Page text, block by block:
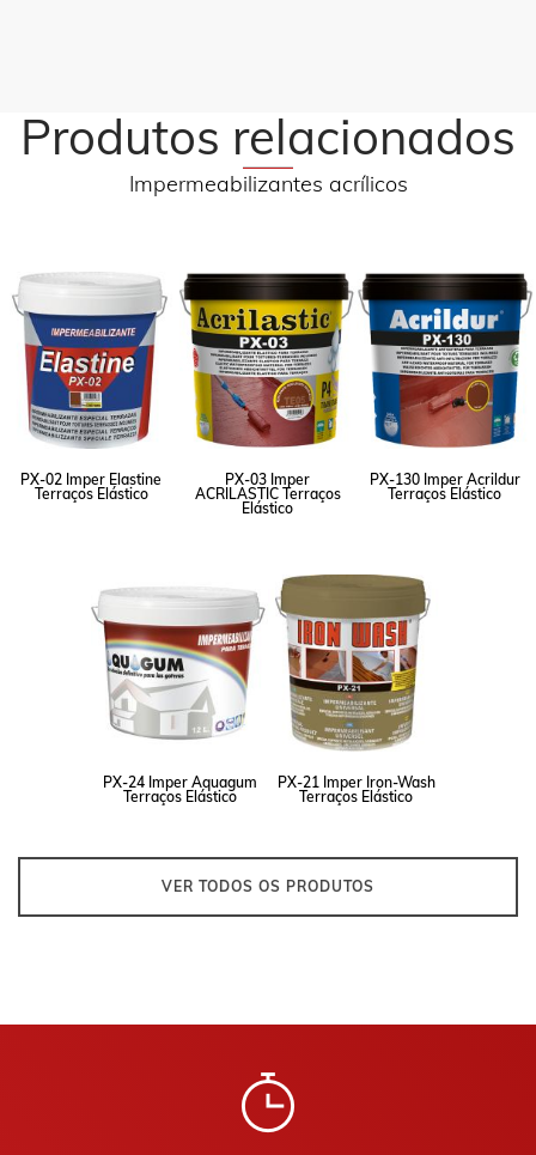
Produtos relacionados
Impermeabilizantes acrílicos
PX-02 Imper Elastine
Terraços Elástico
PX-03 Imper
ACRILASTIC Terraços
Elástico
PX-130 Imper Acrildur
Terraços Elástico
PX-24 Imper Aquagum
Terraços Elástico
PX-21 Imper Iron-Wash
Terraços Elástico
VER TODOS OS PRODUTOS